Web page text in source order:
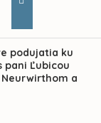
podujatia ku
pani Ľubicou
a